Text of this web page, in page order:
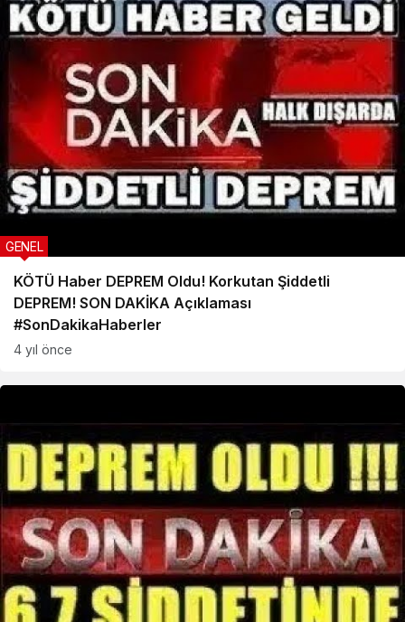
KÖTÜ Haber DEPREM Oldu! Korkutan Şiddetli
DEPREM! SON DAKİKA Açıklaması
#SonDakikaHaberler
GENEL
4 yıl önce